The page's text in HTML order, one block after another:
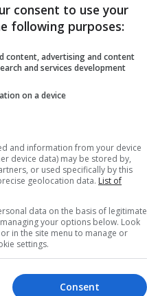
peshë krejt
consent to use your
following purposes:
content, advertising and content
and services development
on a device
and information from your device
device data) may be stored by,
or used specifically by this
geolocation data. List of
data on the basis of legitimate
your options below. Look
in the site menu to manage or
settings.
Consent